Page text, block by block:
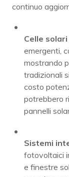
continuo
Celle
emergenti,
mostrando
tradizionali
costo
potrebbero
pannelli
Sistemi
fotovoltaici
e finestre